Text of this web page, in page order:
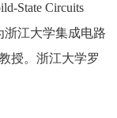
State Circuits
浙江大学集成电路
授。浙江大学罗